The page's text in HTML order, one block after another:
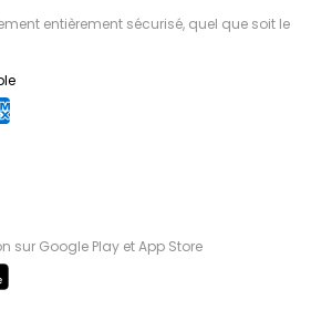
entièrement sécurisé, quel que soit le
sur Google Play et App Store